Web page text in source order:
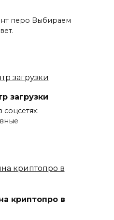
перо Выбираем
загрузки
криптопро в